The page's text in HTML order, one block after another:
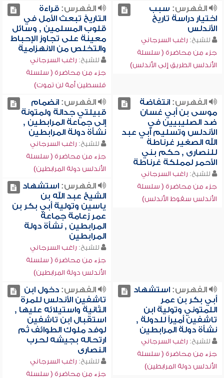
الفهرس: سبب
اختيار دراسة تاريخ
الأندلس
للشيخ: راغب السرجاني
جزء من محاضرة ( سلسلة
الأندلس الطريق إلى الأندلس)
الفهرس:قراءة
التاريخ تبعث الأمل في
قلوب المسلمين , وسائل
معينة على تجاوز الإحباط
والتخلص من الانهزامية
للشيخ: راغب السرجاني
جزء من محاضرة ( سلسلة
فلسطين أمة لن تموت)
الفهرس:انتفاضة
موسى بن أبي غسان
ضد الصليبيين في
الأندلس وتسليم أبي عبد
الله الصغير غرناطة
للنصارى , حكم بني
الأحمر لمملكة غرناطة
للشيخ: راغب السرجاني
جزء من محاضرة ( سلسلة
الأندلس سقوط الأندلس)
الفهرس:انضمام
قبيلتي جدالة ولمتونة
إلى جماعة المرابطين ,
نشأة دولة المرابطين
للشيخ: راغب السرجاني
جزء من محاضرة ( سلسلة
الأندلس دولة المرابطين)
الفهرس:استشهاد
الشيخ عبد الله بن
ياسين وتولية أبي بكر بن
عمر زعامة جماعة
المرابطين , نشأة دولة
المرابطين
للشيخ: راغب السرجاني
جزء من محاضرة ( سلسلة
الأندلس دولة المرابطين)
الفهرس:استشهاد
أبي بكر بن عمر
اللمتوني وتولية ابن
تاشفين أميراً للدولة ,
نشأة دولة المرابطين
للشيخ: راغب السرجاني
جزء من محاضرة ( سلسلة
الأندلس دولة المرابطين)
الفهرس:دخول ابن
تاشفين الأندلس للمرة
الثانية واستيلائه عليها ,
استقبال ابن تاشفين
لوفد ملوك الطوائف ثم
ارتحاله بجيشه لحرب
النصارى
للشيخ: راغب السرجاني
جزء من محاضرة ( سلسلة